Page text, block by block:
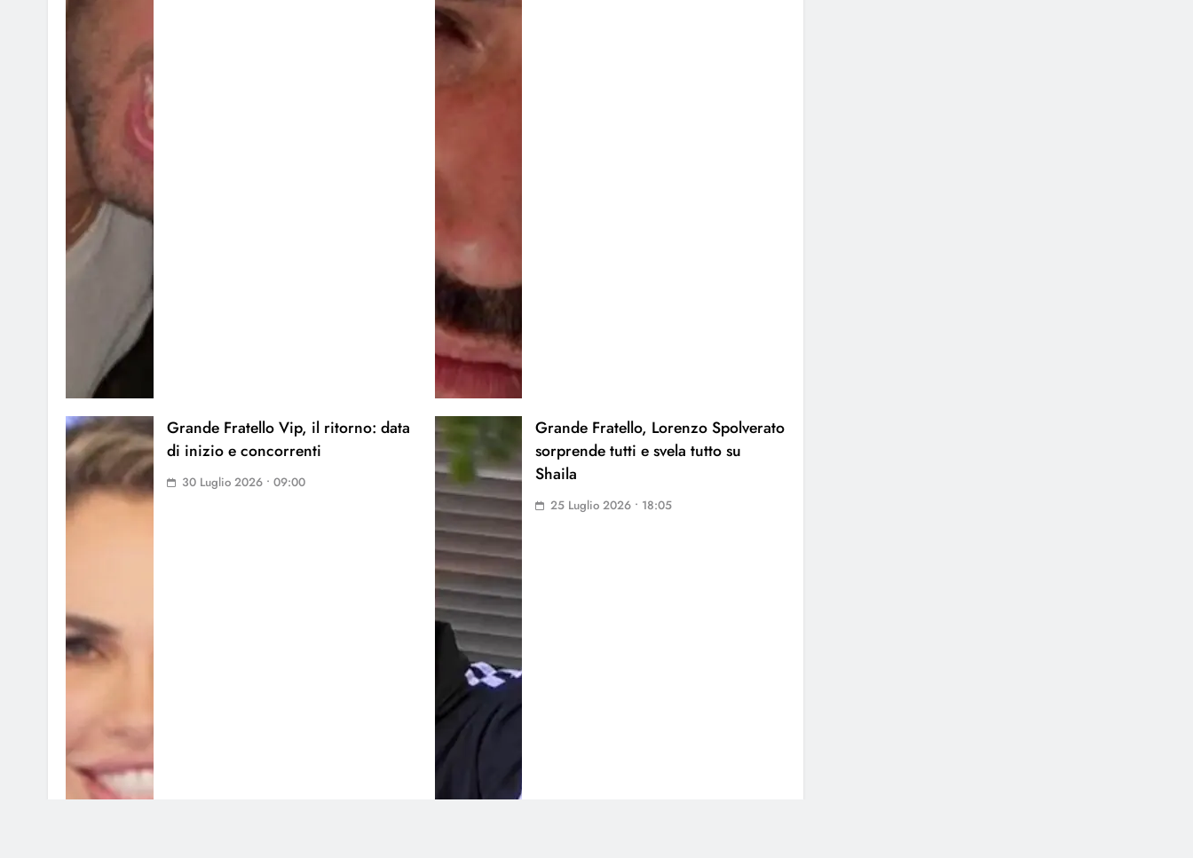
Grande Fratello Vip, il ritorno: data
di inizio e concorrenti
30 Luglio 2026 • 09:00
Grande Fratello, Lorenzo Spolverato
sorprende tutti e svela tutto su
Shaila
25 Luglio 2026 • 18:05